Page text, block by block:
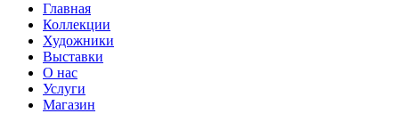
Главная
Коллекции
Художники
Выставки
О нас
Услуги
Магазин